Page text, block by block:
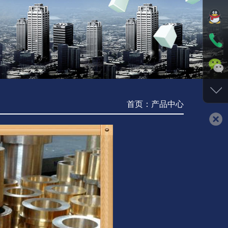
首页：产品中心